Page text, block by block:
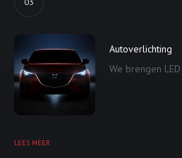
Autoverlichting
We brengen
LEES MEER